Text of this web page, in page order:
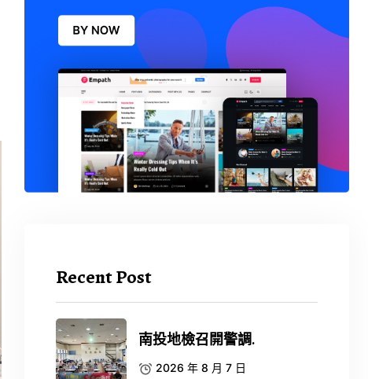
Recent Post
南投地檢召開警調.
2026 年 8 月 7 日